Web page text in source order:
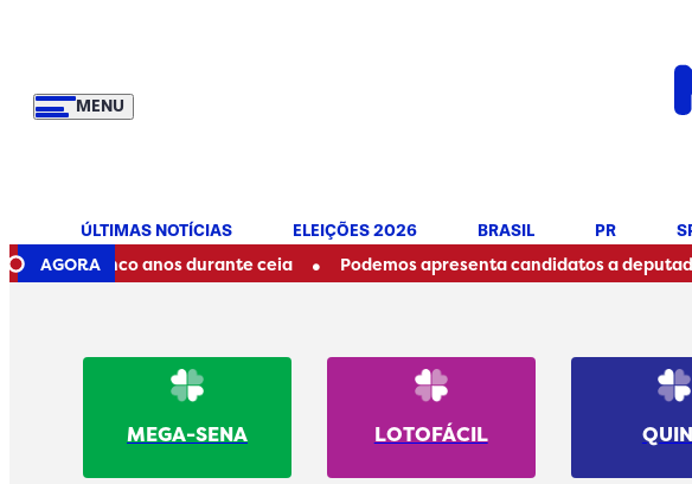
MENU
ÚLTIMAS NOTÍCIAS ELEIÇÕES 2026 BRASIL PR
AGORA
cinco anos durante ceia • Podemos apresenta candidatos a deputado federal
MEGA-SENA LOTOFÁCIL